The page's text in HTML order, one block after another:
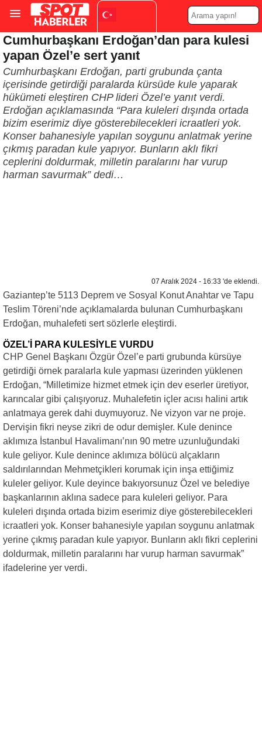
Turkish ▼
Cumhurbaşkanı Erdoğan’dan para kulesi
yapan Özel’e sert yanıt
Cumhurbaşkanı Erdoğan, parti grubunda çanta
içerisinde getirdiği paralarda kürsüde kule yaparak
hükümeti eleştiren CHP lideri Özel’e yanıt verdi.
Erdoğan açıklamasında “Para kuleleri dışında ortada
bizim eserimiz diye gösterebilecekleri icraatleri yok.
Konser bahanesiyle yapılan soygunu anlatmak yerine
çıkmış paradan kule yapıyor. Bunların aklı fikri
ceplerini doldurmak, milletin paralarını har vurup
harman savurmak” dedi…
07 Aralık 2024 - 16:33 'de eklendi.
Gaziantep’te 5113 Deprem ve Sosyal Konut Anahtar ve Tapu
Teslim Töreni’nde açıklamalarda bulunan Cumhurbaşkanı
Erdoğan, muhalefeti sert sözlerle eleştirdi.
ÖZEL’İ PARA KULESİYLE VURDU
CHP Genel Başkanı Özgür Özel’e parti grubunda kürsüye
getirdiği örnek paralarla kule yapması üzerinden yüklenen
Erdoğan, “Milletimize hizmet etmek için dev eserler üretiyor,
karıncalar gibi çalışıyoruz. Muhalefetin içler acısı halini artık
anlatmaya gerek dahi duymuyoruz. Ne vizyon var ne proje.
Dervişin fikri neyse zikri de odur demişler. Kule denince
aklımıza İstanbul Havalimanı’nın 90 metre uzunluğundaki
kule geliyor. Kule denince aklımıza bölücü alçakların
saldırılarından Mehmetçikleri korumak için inşa ettiğimiz
kuleler geliyor. Kule deyince bakıyorsunuz Özel ve belediye
başkanlarının aklına sadece para kuleleri geliyor. Para
kuleleri dışında ortada bizim eserimiz diye gösterebilecekleri
icraatleri yok. Konser bahanesiyle yapılan soygunu anlatmak
yerine çıkmış paradan kule yapıyor. Bunların aklı fikri ceplerini
doldurmak, milletin paralarını har vurup harman savurmak”
ifadelerine yer verdi.